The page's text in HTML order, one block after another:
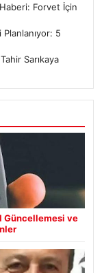
Forvet İçin
5
Sarıkaya
Güncellemesi ve